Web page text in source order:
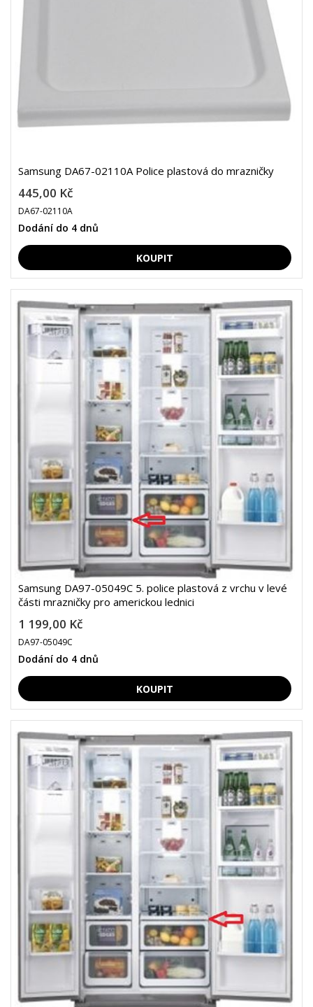
Samsung DA67-02110A Police plastová do mrazničky
445,00 Kč
DA67-02110A
Dodání do 4 dnů
Samsung DA97-05049C 5. police plastová z vrchu v levé
části mrazničky pro americkou lednici
1 199,00 Kč
DA97-05049C
Dodání do 4 dnů